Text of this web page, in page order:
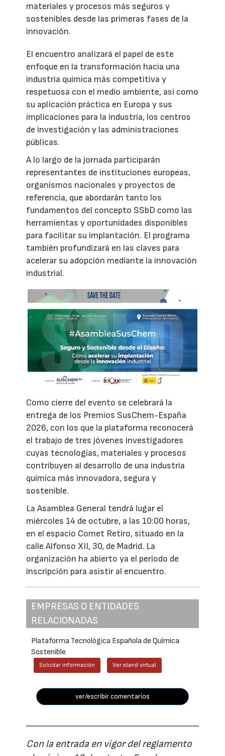
materiales y procesos más seguros y
sostenibles desde las primeras fases de la
innovación.
El encuentro analizará el papel de este
enfoque en la transformación hacia una
industria química más competitiva y
respetuosa con el medio ambiente, así como
su aplicación práctica en Europa y sus
implicaciones para la industria, los centros
de investigación y las administraciones
públicas.
A lo largo de la jornada participarán
representantes de instituciones europeas,
organismos nacionales y proyectos de
referencia, que abordarán tanto los
fundamentos del concepto SSbD como las
herramientas y oportunidades disponibles
para facilitar su implantación. El programa
también profundizará en las claves para
acelerar su adopción mediante la innovación
industrial.
Como cierre del evento se celebrará la
entrega de los Premios SusChem-España
2026, con los que la plataforma reconocerá
el trabajo de tres jóvenes investigadores
cuyas tecnologías, materiales y procesos
contribuyen al desarrollo de una industria
química más innovadora, segura y
sostenible.
La Asamblea General tendrá lugar el
miércoles 14 de octubre, a las 10:00 horas,
en el espacio Comet Retiro, situado en la
calle Alfonso XII, 30, de Madrid. La
organización ha abierto ya el periodo de
inscripción para asistir al encuentro.
EMPRESAS O ENTIDADES
RELACIONADAS
Plataforma Tecnológica Española de Química
Sostenible
Solicitar información Ver stand virtual
ver/escribir comentarios
Con la entrada en vigor del reglamento